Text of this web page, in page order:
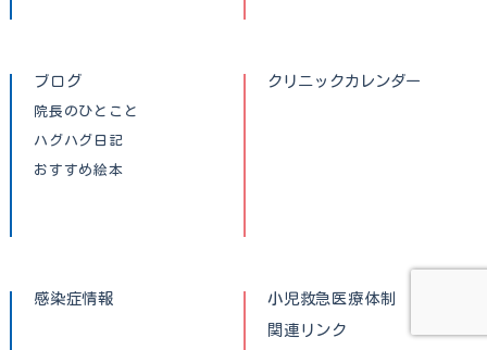
ブログ
院長のひとこと
ハグハグ日記
おすすめ絵本
クリニックカレンダー
感染症情報
小児救急医療体制
関連リンク